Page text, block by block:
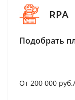
RPA
Подобрать
От 200 000